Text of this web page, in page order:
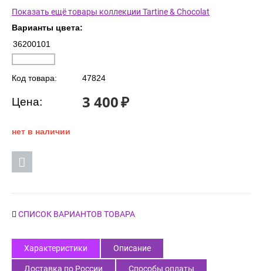
Показать ещё товары коллекции Tartine & Chocolat
Варианты цвета:
36200101
Код товара: 47824
Цена: 3 400₽
нет в наличии
СПИСОК ВАРИАНТОВ ТОВАРА
Характеристики Описание
Доставка по России Способы оплаты